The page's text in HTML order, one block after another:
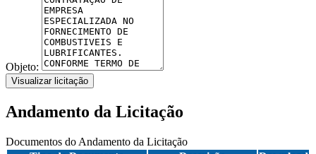
Objeto:
Visualizar licitação
Andamento da Licitação
Documentos do Andamento da Licitação